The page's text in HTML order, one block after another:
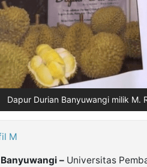
Dapur Durian Banyuwangi milik M.
M
– Universitas